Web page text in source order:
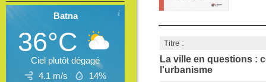
Titre :
La ville en questions :
l'urbanisme
Batna
36°C
Ciel plutôt dégagé
4.1 m/s
14%